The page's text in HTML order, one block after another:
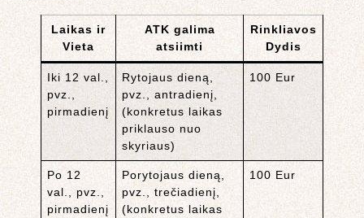
Laikas ir
Vieta
ATK galima
atsiimti
Rinkliavos
Dydis
Iki 12 val.,
pvz.,
pirmadienį
Rytojaus dieną,
pvz., antradienį,
(konkretus laikas
priklauso nuo
skyriaus)
100 Eur
Po 12
val., pvz.,
pirmadienį
Porytojaus dieną,
pvz., trečiadienį,
(konkretus laikas
100 Eur